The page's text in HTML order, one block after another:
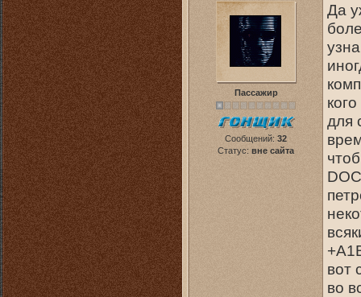
Пассажир
Сообщений: 32
Статус: вне сайта
Да
для
вот
во